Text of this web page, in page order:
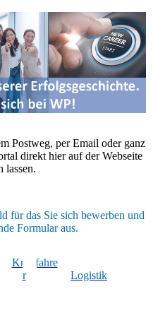
Postweg, per Email oder ganz
direkt hier auf der Webseite
lassen.
für das Sie sich bewerben und
Formular aus.
Kraftfahre
r
Logistik